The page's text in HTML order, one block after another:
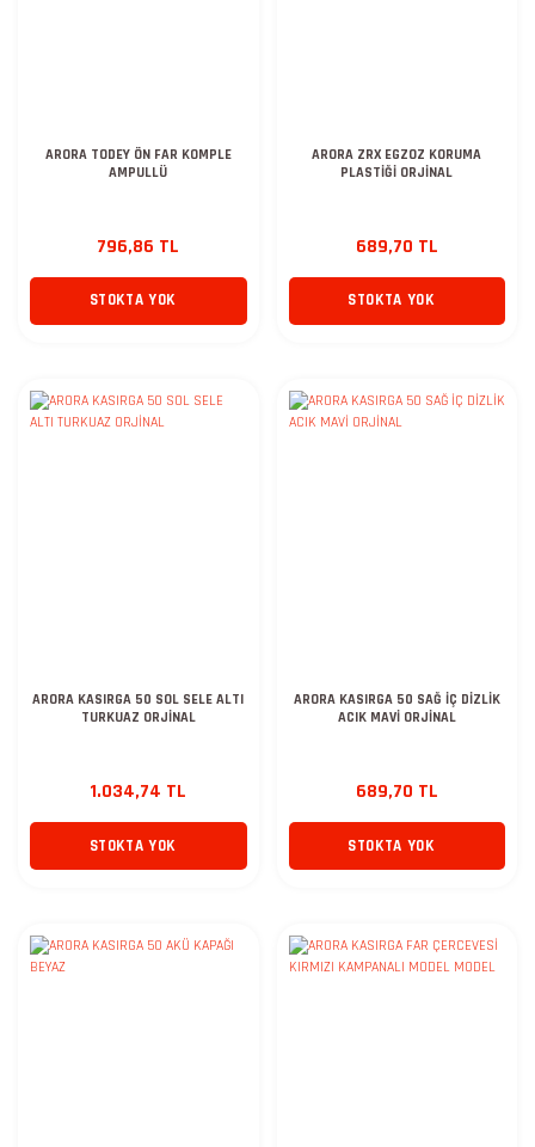
ARORA TODEY ÖN FAR KOMPLE
AMPULLÜ
796,86 TL
STOKTA YOK
ARORA ZRX EGZOZ KORUMA
PLASTİĞİ ORJİNAL
689,70 TL
STOKTA YOK
ARORA KASIRGA 50 SOL SELE ALTI
TURKUAZ ORJİNAL
1.034,74 TL
STOKTA YOK
ARORA KASIRGA 50 SAĞ İÇ DİZLİK
ACIK MAVİ ORJİNAL
689,70 TL
STOKTA YOK